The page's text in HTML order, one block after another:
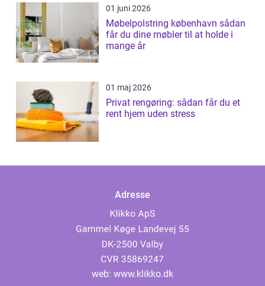
01 juni 2026
Møbelpolstring københavn sådan
får du dine møbler til at holde i
mange år
01 maj 2026
Privat rengøring: sådan får du et
rent hjem uden stress
Adresse
web: www.klikko.dk